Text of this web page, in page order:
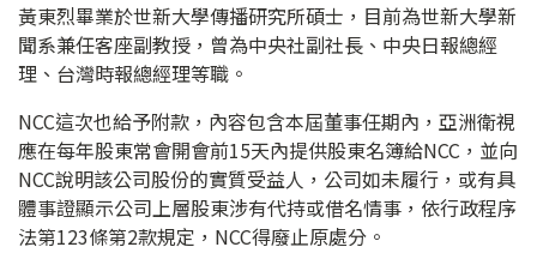
黃東烈畢業於世新大學傳播研究所碩士，目前為世新大學新
聞系兼任客座副教授，曾為中央社副社長、中央日報總經
理、台灣時報總經理等職。
NCC這次也給予附款，內容包含本屆董事任期內，亞洲衛視
應在每年股東常會開會前15天內提供股東名簿給NCC，並向
NCC說明該公司股份的實質受益人，公司如未履行，或有具
體事證顯示公司上層股東涉有代持或借名情事，依行政程序
法第123條第2款規定，NCC得廢止原處分。